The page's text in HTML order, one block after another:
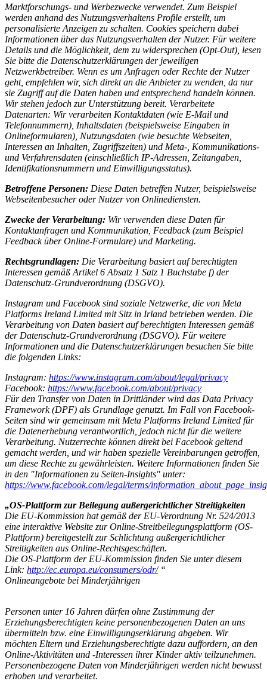
Marktforschungs- und Werbezwecke verwendet. Zum Beispiel
werden anhand des Nutzungsverhaltens Profile erstellt, um
personalisierte Anzeigen zu schalten. Cookies speichern dabei
Informationen über das Nutzungsverhalten der Nutzer. Für weitere
Details und die Möglichkeit, dem zu widersprechen (Opt-Out), lesen
Sie bitte die Datenschutzerklärungen der jeweiligen
Netzwerkbetreiber. Wenn es um Anfragen oder Rechte der Nutzer
geht, empfehlen wir, sich direkt an die Anbieter zu wenden, da nur
sie Zugriff auf die Daten haben und entsprechend handeln können.
Wir stehen jedoch zur Unterstützung bereit. Verarbeitete
Datenarten: Wir verarbeiten Kontaktdaten (wie E-Mail und
Telefonnummern), Inhaltsdaten (beispielsweise Eingaben in
Onlineformularen), Nutzungsdaten (wie besuchte Webseiten,
Interessen an Inhalten, Zugriffszeiten) und Meta-, Kommunikations-
und Verfahrensdaten (einschließlich IP-Adressen, Zeitangaben,
Identifikationsnummern und Einwilligungsstatus).
Betroffene Personen: Diese Daten betreffen Nutzer, beispielsweise
Webseitenbesucher oder Nutzer von Onlinediensten.
Zwecke der Verarbeitung: Wir verwenden diese Daten für
Kontaktanfragen und Kommunikation, Feedback (zum Beispiel
Feedback über Online-Formulare) und Marketing.
Rechtsgrundlagen: Die Verarbeitung basiert auf berechtigten
Interessen gemäß Artikel 6 Absatz 1 Satz 1 Buchstabe f) der
Datenschutz-Grundverordnung (DSGVO).
Instagram und Facebook sind soziale Netzwerke, die von Meta
Platforms Ireland Limited mit Sitz in Irland betrieben werden. Die
Verarbeitung von Daten basiert auf berechtigten Interessen gemäß
der Datenschutz-Grundverordnung (DSGVO). Für weitere
Informationen und die Datenschutzerklärungen besuchen Sie bitte
die folgenden Links:
Instagram: https://www.instagram.com/about/legal/privacy
Facebook: https://www.facebook.com/about/privacy
Für den Transfer von Daten in Drittländer wird das Data Privacy
Framework (DPF) als Grundlage genutzt. Im Fall von Facebook-
Seiten sind wir gemeinsam mit Meta Platforms Ireland Limited für
die Datenerhebung verantwortlich, jedoch nicht für die weitere
Verarbeitung. Nutzerrechte können direkt bei Facebook geltend
gemacht werden, und wir haben spezielle Vereinbarungen getroffen,
um diese Rechte zu gewährleisten. Weitere Informationen finden Sie
in den "Informationen zu Seiten-Insights" unter:
https://www.facebook.com/legal/terms/
„OS-Plattform zur Beilegung außergerichtlicher Streitigkeiten
Die EU-Kommission hat gemäß der EU-Verordnung Nr. 524/2013
eine interaktive Website zur Online-Streitbeilegungsplattform (OS-
Plattform) bereitgestellt zur Schlichtung außergerichtlicher
Streitigkeiten aus Online-Rechtsgeschäften.
Die OS-Plattform der EU-Kommission finden Sie unter diesem
Link: http://ec.europa.eu/consumers/odr/“
Onlineangebote bei Minderjährigen
Personen unter 16 Jahren dürfen ohne Zustimmung der
Erziehungsberechtigten keine personenbezogenen Daten an uns
übermitteln bzw. eine Einwilligungserklärung abgeben. Wir
möchten Eltern und Erziehungsberechtigte dazu auffordern, an den
Online-Aktivitäten und -Interessen ihrer Kinder aktiv teilzunehmen.
Personenbezogene Daten von Minderjährigen werden nicht bewusst
erhoben und verarbeitet.